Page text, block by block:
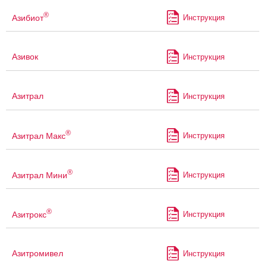
Азибиот® Инструкция
Азивок Инструкция
Азитрал Инструкция
Азитрал Макс® Инструкция
Азитрал Мини® Инструкция
Азитрокс® Инструкция
Азитромивел Инструкция